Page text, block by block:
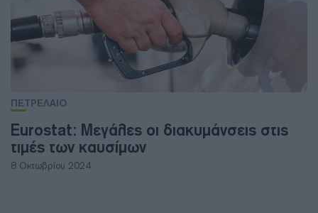
ΠΕΤΡΕΛΑΙΟ
Eurostat: Μεγάλες οι διακυμάνσεις στις
τιμές των καυσίμων
8 Οκτωβρίου 2024